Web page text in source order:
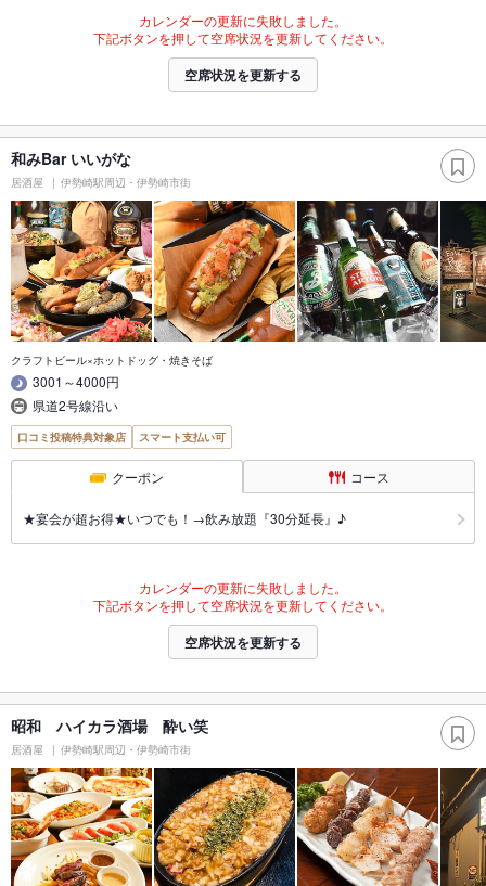
カレンダーの更新に失敗しました。
下記ボタンを押して空席状況を更新してください。
空席状況を更新する
和みBar いいがな
居酒屋 伊勢崎駅周辺・伊勢崎市街
クラフトビール×ホットドッグ・焼きそば
3001～4000円
県道2号線沿い
口コミ投稿特典対象店 スマート支払い可
クーポン コース
★宴会が超お得★いつでも！→飲み放題『30分延長』♪
カレンダーの更新に失敗しました。
下記ボタンを押して空席状況を更新してください。
空席状況を更新する
昭和 ハイカラ酒場 酔い笑
居酒屋 伊勢崎駅周辺・伊勢崎市街